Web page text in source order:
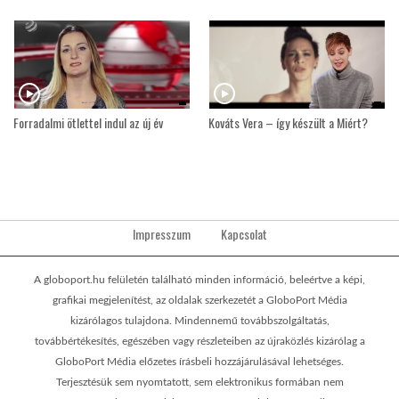
Forradalmi ötlettel indul az új év Kováts Vera – így készült a Miért?
Impresszum Kapcsolat
A globoport.hu felületén található minden információ, beleértve a képi,
grafikai megjelenítést, az oldalak szerkezetét a GloboPort Média
kizárólagos tulajdona. Mindennemű továbbszolgáltatás,
továbbértékesítés, egészében vagy részleteiben az újraközlés kizárólag a
GloboPort Média előzetes írásbeli hozzájárulásával lehetséges.
Terjesztésük sem nyomtatott, sem elektronikus formában nem